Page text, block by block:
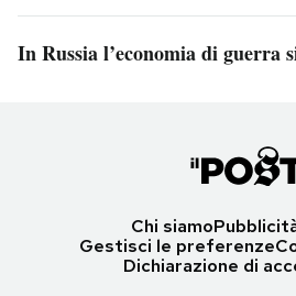
In Russia l’economia di guerra
Chi siamo
Gestisci le preferenze
Dichiarazione di